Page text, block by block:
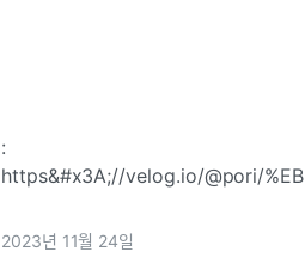
:
https&#x3A;//velog.io/@pori/
2023년 11월 24일